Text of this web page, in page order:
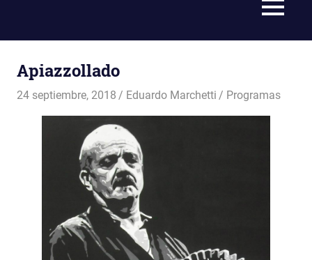
MENÚ
Apiazzollado
24 septiembre, 2018 Eduardo Marchetti Programas